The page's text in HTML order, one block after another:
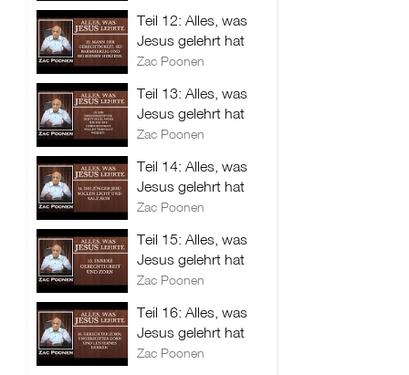
Teil 12: Alles, was
Jesus gelehrt hat
Zac Poonen
Teil 13: Alles, was
Jesus gelehrt hat
Zac Poonen
Teil 14: Alles, was
Jesus gelehrt hat
Zac Poonen
Teil 15: Alles, was
Jesus gelehrt hat
Zac Poonen
Teil 16: Alles, was
Jesus gelehrt hat
Zac Poonen